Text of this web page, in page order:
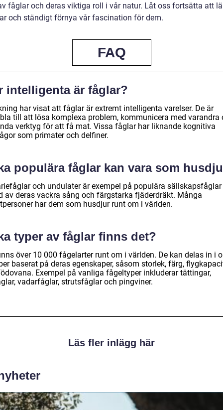
fåglar och deras viktiga roll i vår natur. Låt oss fortsätta att
och ständigt förnya vår fascination för dem.
FAQ
intelligenta är fåglar?
har visat att fåglar är extremt intelligenta varelser. De är
till att lösa komplexa problem, kommunicera med varandra
verktyg för att få mat. Vissa fåglar har liknande kognitiva
som primater och delfiner.
populära fåglar kan vara som
och undulater är exempel på populära
av deras vackra sång och färgstarka fjäderdräkt. Många
har dem som husdjur runt om i världen.
typer av fåglar finns det?
över 10 000 fågelarter runt om i världen. De kan delas in i
baserat på deras egenskaper, såsom storlek, färg,
Exempel på vanliga fågeltyper inkluderar tättingar,
vadarfåglar, strutsfåglar och pingviner.
Läs fler inlägg här